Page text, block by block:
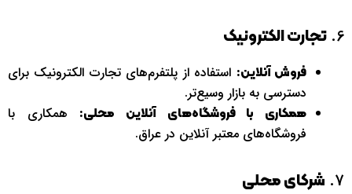
6. تجارت الکترونیک
فروش آنلاین: استفاده از پلتفرم‌های تجارت الکترونیک برای
دسترسی به بازار وسیع‌تر.
همکاری با فروشگاه‌های آنلاین محلی: همکاری با
فروشگاه‌های معتبر آنلاین در عراق.
7. شرکای محلی